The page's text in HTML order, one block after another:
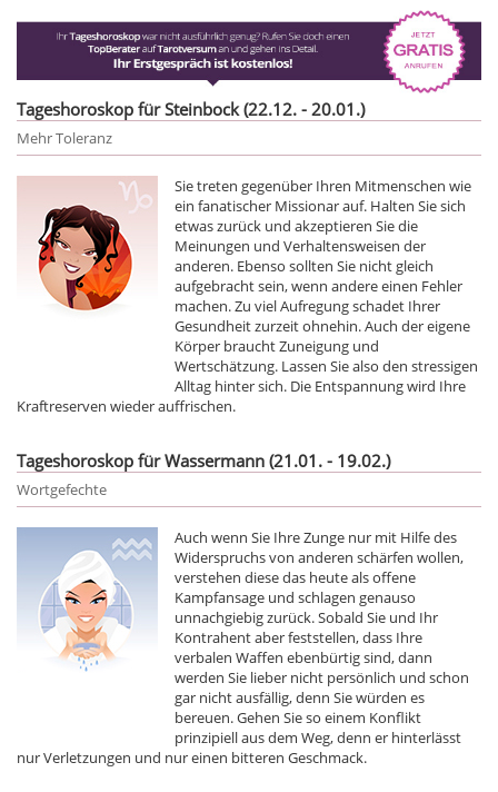
Tageshoroskop für Steinbock (22.12. - 20.01.)
Mehr Toleranz
Sie treten gegenüber Ihren Mitmenschen wie
ein fanatischer Missionar auf. Halten Sie sich
etwas zurück und akzeptieren Sie die
Meinungen und Verhaltensweisen der
anderen. Ebenso sollten Sie nicht gleich
aufgebracht sein, wenn andere einen Fehler
machen. Zu viel Aufregung schadet Ihrer
Gesundheit zurzeit ohnehin. Auch der eigene
Körper braucht Zuneigung und
Wertschätzung. Lassen Sie also den stressigen
Alltag hinter sich. Die Entspannung wird Ihre
Kraftreserven wieder auffrischen.
Tageshoroskop für Wassermann (21.01. - 19.02.)
Wortgefechte
Auch wenn Sie Ihre Zunge nur mit Hilfe des
Widerspruchs von anderen schärfen wollen,
verstehen diese das heute als offene
Kampfansage und schlagen genauso
unnachgiebig zurück. Sobald Sie und Ihr
Kontrahent aber feststellen, dass Ihre
verbalen Waffen ebenbürtig sind, dann
werden Sie lieber nicht persönlich und schon
gar nicht ausfällig, denn Sie würden es
bereuen. Gehen Sie so einem Konflikt
prinzipiell aus dem Weg, denn er hinterlässt
nur Verletzungen und nur einen bitteren Geschmack.